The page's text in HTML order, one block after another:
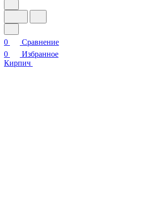
0
Сравнение
0
Избранное
Кирпич